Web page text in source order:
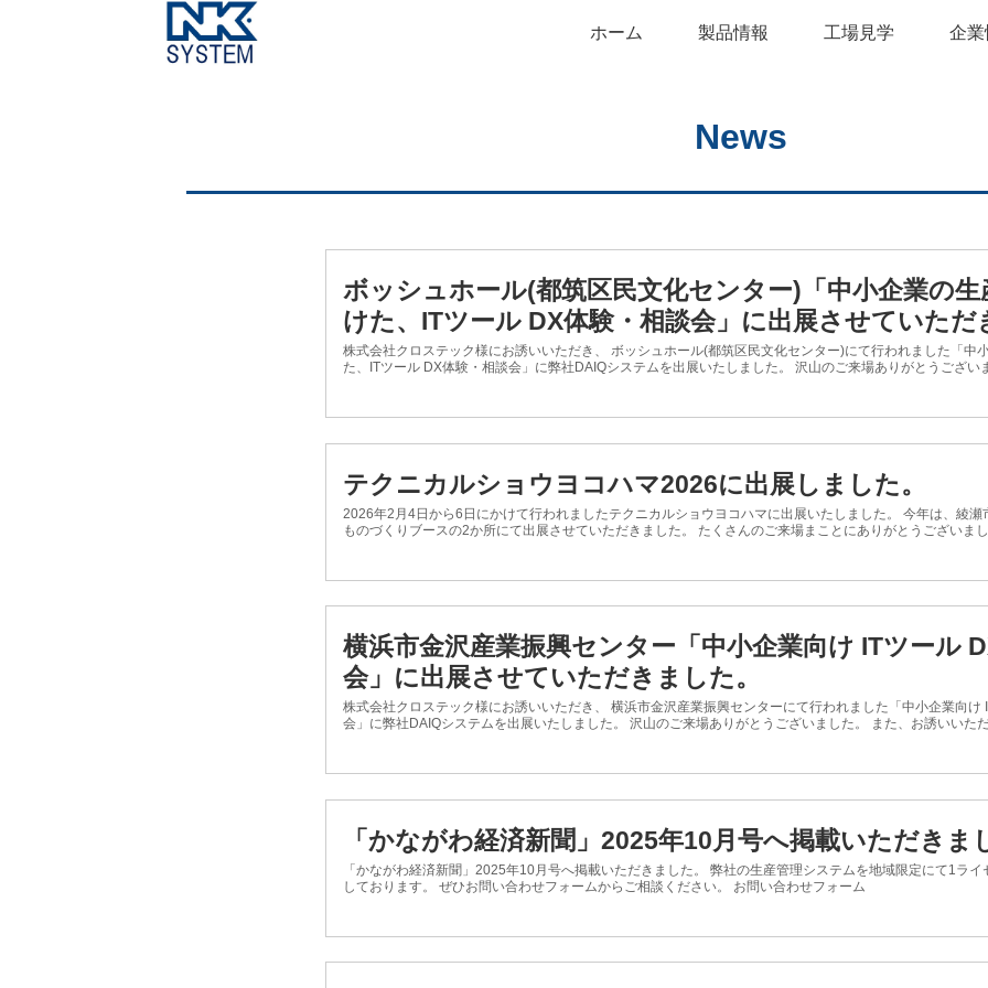
ホーム 製品情報 工場見学 企業
News
ボッシュホール(都筑区民文化センター)「中小企業の
けた、ITツール DX体験・相談会」に出展させていただ
株式会社クロステック様にお誘いいただき、 ボッシュホール(都筑区民文化センター)にて行われました「中
た、ITツール DX体験・相談会」に弊社DAIQシステムを出展いたしました。 沢山のご来場ありがとうござい
テクニカルショウヨコハマ2026に出展しました。
2026年2月4日から6日にかけて行われましたテクニカルショウヨコハマに出展いたしました。 今年は、綾瀬
ものづくりブースの2か所にて出展させていただきました。 たくさんのご来場まことにありがとうございま
横浜市金沢産業振興センター「中小企業向け ITツール
会」に出展させていただきました。
株式会社クロステック様にお誘いいただき、 横浜市金沢産業振興センターにて行われました「中小企業向け
会」に弊社DAIQシステムを出展いたしました。 沢山のご来場ありがとうございました。 また、お誘いいた
「かながわ経済新聞」2025年10月号へ掲載いただきま
「かながわ経済新聞」2025年10月号へ掲載いただきました。 弊社の生産管理システムを地域限定にて1ラ
しております。 ぜひお問い合わせフォームからご相談ください。 お問い合わせフォーム